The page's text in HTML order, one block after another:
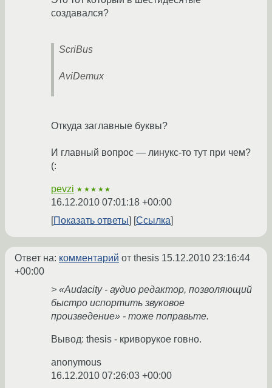
создавался?
ScriBus
AviDemux
Откуда заглавные буквы?
И главный вопрос — линукс-то тут при чем?
(:
pevzi ★★★★★
16.12.2010 07:01:18 +00:00
Показать ответы
Ссылка
Ответ на: комментарий от thesis 15.12.2010 23:16:44
+00:00
> «Audacity - аудио редактор, позволяющий
быстро испортить звуковое
произведение» - тоже поправьте.
Вывод: thesis - криворукое говно.
anonymous
16.12.2010 07:26:03 +00:00